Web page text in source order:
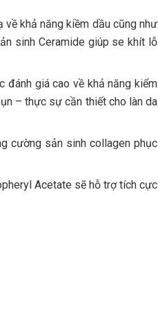
khả năng kiềm dầu cũng như
sinh Ceramide giúp se khít lỗ
đánh giá cao về khả năng kiểm
– thực sự cần thiết cho làn da
cường sản sinh collagen phục
Acetate sẽ hỗ trợ tích cực